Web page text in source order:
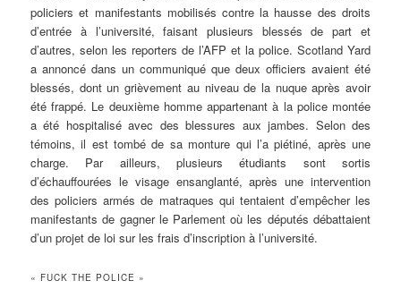
policiers et manifestants mobilisés contre la hausse des droits
d’entrée à l’université, faisant plusieurs blessés de part et
d’autres, selon les reporters de l’AFP et la police. Scotland Yard
a annoncé dans un communiqué que deux officiers avaient été
blessés, dont un grièvement au niveau de la nuque après avoir
été frappé. Le deuxième homme appartenant à la police montée
a été hospitalisé avec des blessures aux jambes. Selon des
témoins, il est tombé de sa monture qui l’a piétiné, après une
charge. Par ailleurs, plusieurs étudiants sont sortis
d’échauffourées le visage ensanglanté, après une intervention
des policiers armés de matraques qui tentaient d’empêcher les
manifestants de gagner le Parlement où les députés débattaient
d’un projet de loi sur les frais d’inscription à l’université.
« FUCK THE POLICE »